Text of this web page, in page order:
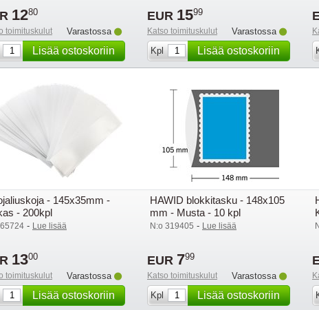
1280
toimituskulut
Varastossa
Lisää ostoskoriin
EUR 1599
Katso toimituskulut
Varastossa
Kpl
Lisää ostoskoriin
- 145x35mm -
- 200kpl
- Lue lisää
1300
toimituskulut
Varastossa
Lisää ostoskoriin
HAWID blokkitasku - 148x105
mm - Musta - 10 kpl
N:o 319405 - Lue lisää
EUR 799
Katso toimituskulut
Varastossa
Kpl
Lisää ostoskoriin